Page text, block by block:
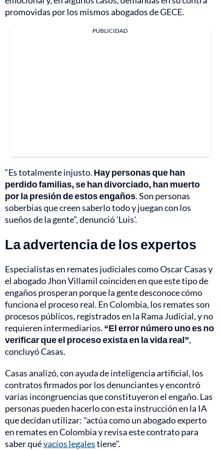
promovidas por los mismos abogados de GECE.
PUBLICIDAD
“Es totalmente injusto. Hay personas que han
perdido familias, se han divorciado, han muerto
por la presión de estos engaños. Son personas
soberbias que creen saberlo todo y juegan con los
sueños de la gente”, denunció 'Luis'.
La advertencia de los expertos
Especialistas en remates judiciales como Oscar Casas y
el abogado Jhon Villamil coinciden en que este tipo de
engaños prosperan porque la gente desconoce cómo
funciona el proceso real. En Colombia, los remates son
procesos públicos, registrados en la Rama Judicial, y no
requieren intermediarios. “El error número uno es no
verificar que el proceso exista en la vida real”,
concluyó Casas.
Casas analizó, con ayuda de inteligencia artificial, los
contratos firmados por los denunciantes y encontró
varias incongruencias que constituyeron el engaño. Las
personas pueden hacerlo con esta instrucción en la IA
que decidan utilizar: "actúa como un abogado experto
en remates en Colombia y revisa este contrato para
saber quévacíos legalestiene".